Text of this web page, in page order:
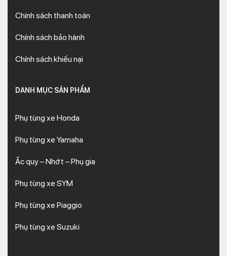
Chính sách thanh toán
Chính sách bảo hành
Chính sách khiếu nại
DANH MỤC SẢN PHẨM
Phụ tùng xe Honda
Phụ tùng xe Yamaha
Ắc quy – Nhớt – Phụ gia
Phụ tùng xe SYM
Phụ tùng xe Piaggio
Phụ tùng xe Suzuki